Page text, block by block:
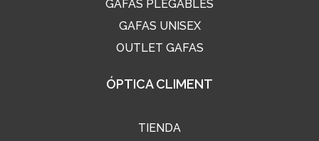
GAFAS PLEGABLES
GAFAS UNISEX
OUTLET GAFAS
ÓPTICA CLIMENT
TIENDA